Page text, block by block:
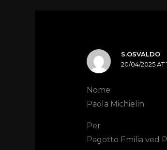
S.OSVALDO
20/04/2025 AT
Nome
Paola Michielin
Per
Pagotto Emilia ved